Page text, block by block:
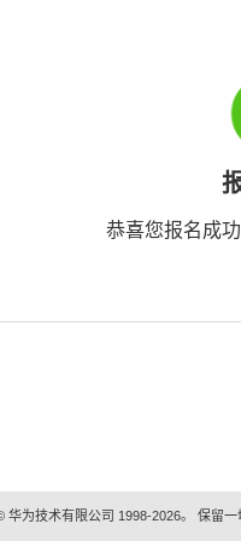
恭喜您报名成
华为技术有限公司 1998-2026。 保留